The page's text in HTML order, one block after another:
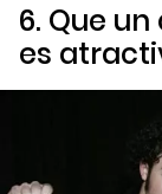
6. Que
es